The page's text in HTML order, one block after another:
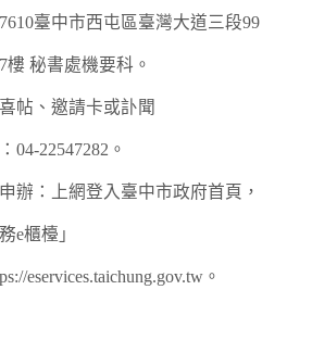
臺中市西屯區臺灣大道三段99
樓 秘書處機要科。
帖、邀請卡或訃聞
04-22547282。
辦：上網登入臺中市政府首頁，
e櫃檯」
eservices.taichung.gov.tw。